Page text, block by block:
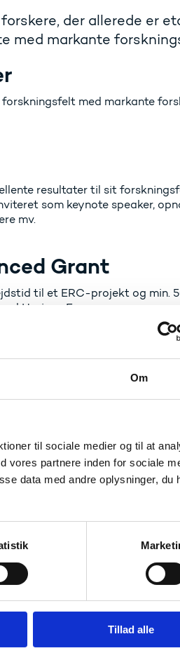
Om
til sociale medier og til at
vores partnere inden for sociale
data med andre oplysninger, du
Tillad alle
der allerede er
med markante
med markante
resultater til sit
som keynote speaker,
mv.
Grant
til et ERC-projekt og min.
Horizon Europe.
sit ERC-projekt.
projekter
ERC Advanced Grant på
og deres